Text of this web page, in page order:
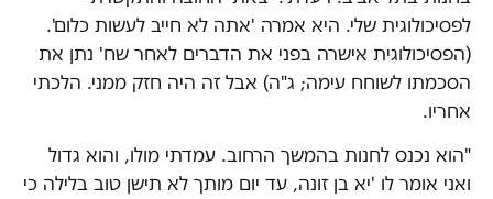
לפסיכולוגית שלי. היא אמרה 'אתה לא חייב לעשות כלום'.
(הפסיכולוגית אישרה בפני את הדברים לאחר שח' נתן את
הסכמתו לשוחח עימה; ג"ה) אבל זה היה חזק ממני. הלכתי
אחריו.
"הוא נכנס לחנות בהמשך הרחוב. עמדתי מולו, והוא גדול
ואני אומר לו 'יא בן זונה, עד יום מותך לא תישן טוב בלילה כי